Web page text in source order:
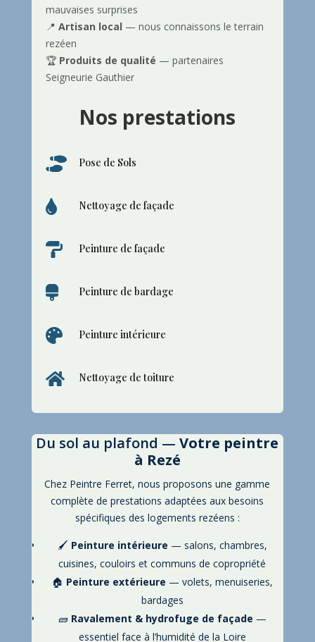
mauvaises surprises
📍 Artisan local — nous connaissons le terrain
rezéen
🏆 Produits de qualité — partenaires
Seigneurie Gauthier
Nos prestations
 Pose de Sols
 Nettoyage de façade
 Peinture de façade
 Peinture de bardage
 Peinture intérieure
 Nettoyage de toiture
Du sol au plafond —Votre peintre
à Rezé
Chez Peintre Ferret, nous proposons une gamme
complète de prestations adaptées aux besoins
spécifiques des logements rezéens :
🖌️ Peinture intérieure — salons, chambres,
cuisines, couloirs et communs de copropriété
🏠 Peinture extérieure — volets, menuiseries,
bardages
🧱 Ravalement & hydrofuge de façade —
essentiel face à l’humidité de la Loire